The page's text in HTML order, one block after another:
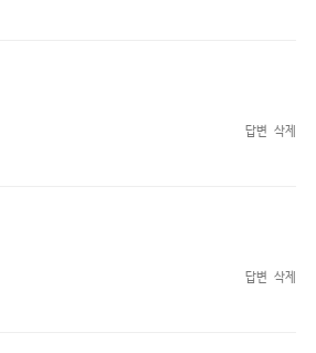
답변 삭제
답변 삭제